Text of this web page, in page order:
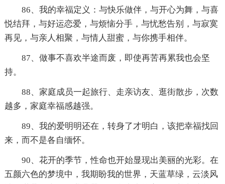
86、我的幸福定义：与快乐做伴，与开心为舞，与喜
悦结拜，与好运恋爱，与烦恼分手，与忧愁告别，与寂寞
再见，与亲人相聚，与情人甜蜜，与你携手相伴。
87、做事不喜欢半途而废，即使再苦再累我也会坚
持。
88、家庭成员一起旅行、走亲访友、逛街散步，次数
越多，家庭幸福感越强。
89、我的爱明明还在，转身了才明白，该把幸福找回
来，而不是各自缅怀。
90、花开的季节，性命也开始显现出美丽的光彩。在
五颜六色的梦境中，我期盼我的世界，天蓝草绿，云淡风